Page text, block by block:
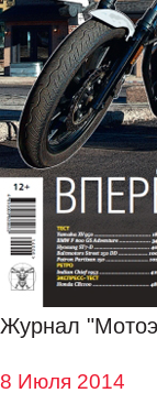
Журнал
8 Июля 2014